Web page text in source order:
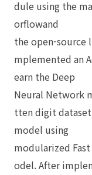
dule using the
orflowand
the open-source
mplemented an
earn the Deep
Neural Network
tten digit
model using
modularized
odel. After